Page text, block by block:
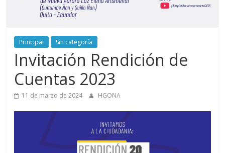
Aurora
–
Luz
Elena
Arismendi
Principal Sin categoría
Invitación Rendición de
Cuentas 2023
11 de marzo de 2024 HGONA